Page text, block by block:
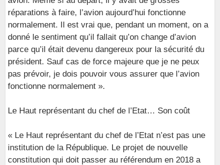
réparations à faire, l’avion aujourd’hui fonctionne
normalement. Il est vrai que, pendant un moment, on a
donné le sentiment qu’il fallait qu’on change d’avion
parce qu’il était devenu dangereux pour la sécurité du
président. Sauf cas de force majeure que je ne peux
pas prévoir, je dois pouvoir vous assurer que l’avion
fonctionne normalement ».
Le Haut représentant du chef de l’Etat… Son coût
« Le Haut représentant du chef de l’Etat n’est pas une
institution de la République. Le projet de nouvelle
constitution qui doit passer au référendum en 2018 a